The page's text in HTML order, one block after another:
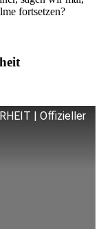
fortsetzen?
| Offizieller